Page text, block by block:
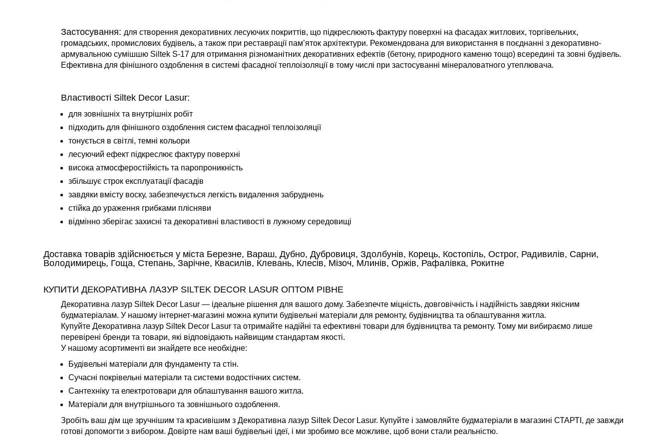
Застосування: для створення декоративних лесуючих покриттів, що підкреслюють фактуру поверхні на фасадах житлових, торгівельних,
громадських, промислових будівель, а також при реставрації пам’яток архітектури. Рекомендована для використання в поєднанні з декоративно-
армувальною сумішшю Siltek S-17 для отримання різноманітних декоративних ефектів (бетону, природного каменю тощо) всередині та зовні будівель.
Ефективна для фінішного оздоблення в системі фасадної теплоізоляції в тому числі при застосуванні мінераловатного утеплювача.
Властивості Siltek Decor Lasur:
для зовнішніх та внутрішніх робіт
підходить для фінішного оздоблення систем фасадної теплоізоляції
тонується в світлі, темні кольори
лесуючий ефект підкреслює фактуру поверхні
висока атмосферостійкість та паропроникність
збільшує строк експлуатації фасадів
завдяки вмісту воску, забезпечується легкість видалення забруднень
стійка до ураження грибками плісняви
відмінно зберігає захисні та декоративні властивості в лужному середовищі
Доставка товарів здійснюється у міста Березне, Вараш, Дубно, Дубровиця, Здолбунів, Корець, Костопіль, Острог, Радивилів, Сарни,
Володимирець, Гоща, Степань, Зарічне, Квасилів, Клевань, Клесів, Мізоч, Млинів, Оржів, Рафалівка, Рокитне
КУПИТИ ДЕКОРАТИВНА ЛАЗУР SILTEK DECOR LASUR ОПТОМ РІВНЕ
Декоративна лазур Siltek Decor Lasur — ідеальне рішення для вашого дому. Забезпечте міцність, довговічність і надійність завдяки якісним
будматеріалам. У нашому інтернет-магазині можна купити будівельні матеріали для ремонту, будівництва та облаштування житла.
Купуйте Декоративна лазур Siltek Decor Lasur та отримайте надійні та ефективні товари для будівництва та ремонту. Тому ми вибираємо лише
перевірені бренди та товари, які відповідають найвищим стандартам якості.
У нашому асортименті ви знайдете все необхідне:
Будівельні матеріали для фундаменту та стін.
Сучасні покрівельні матеріали та системи водостічних систем.
Сантехніку та електротовари для облаштування вашого житла.
Матеріали для внутрішнього та зовнішнього оздоблення.
Зробіть ваш дім ще зручнішим та красивішим з Декоративна лазур Siltek Decor Lasur. Купуйте і замовляйте будматеріали в магазині СТАРТІ, де завжди
готові допомогти з вибором. Довірте нам ваші будівельні ідеї, і ми зробимо все можливе, щоб вони стали реальністю.